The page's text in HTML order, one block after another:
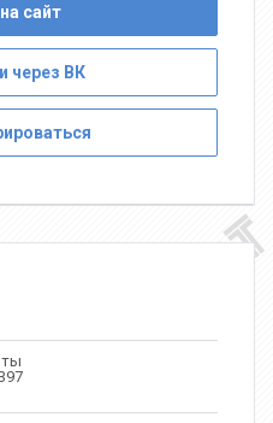
сайт
через ВК